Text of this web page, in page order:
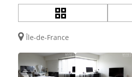
Île-de-France